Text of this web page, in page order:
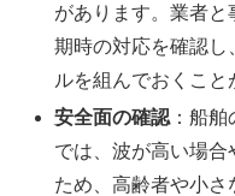
があります。業者
期時の対応を確認し
ルを組んでおくこと
安全面の確認 ：船
では、波が高い場合
ため、高齢者や小